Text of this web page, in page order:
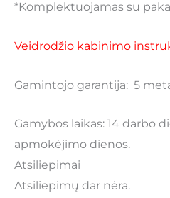
*Komplektuojamas su
Veidrodžio kabinimo
Gamintojo garantija: 5
Gamybos laikas: 14 darbo
apmokėjimo dienos.
Atsiliepimai
Atsiliepimų dar nėra.